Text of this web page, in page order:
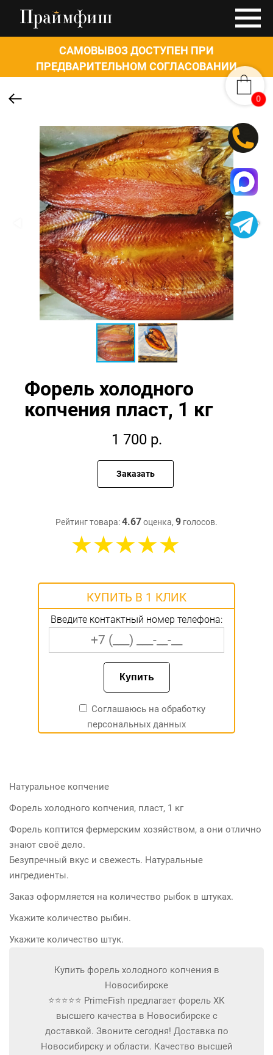
САМОВЫВОЗ ДОСТУПЕН ПРИ
ПРЕДВАРИТЕЛЬНОМ СОГЛАСОВАНИИ
Форель холодного
копчения пласт, 1 кг
1 700 р.
Заказать
Рейтинг товара:4.67оценка, 9 голосов.
КУПИТЬ В 1 КЛИК
Введите контактный номер телефона:
Соглашаюсь на обработку
персональных данных
Натуральное копчение
Форель холодного копчения, пласт, 1 кг
Форель коптится фермерским хозяйством, а они отлично
знают своё дело.
Безупречный вкус и свежесть. Натуральные
ингредиенты.
Заказ оформляется на количество рыбок в штуках.
Укажите количество рыбин.
Укажите количество штук.
Купить форель холодного копчения в
Новосибирске
⭐⭐⭐⭐⭐ PrimeFish предлагает форель ХК
высшего качества в Новосибирске с
доставкой. Звоните сегодня! Доставка по
Новосибирску и области. Качество высшей
0